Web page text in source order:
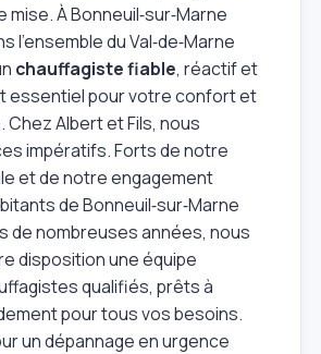
À Bonneuil‑sur‑Marne
l'ensemble du Val‑de‑Marne
chauffagiste fiable, réactif et
essentiel pour votre confort et
Albert et Fils, nous
impératifs. Forts de notre
et de notre engagement
de Bonneuil‑sur‑Marne
de nombreuses années, nous
disposition une équipe
qualifiés, prêts à
pour tous vos besoins.
un dépannage en urgence